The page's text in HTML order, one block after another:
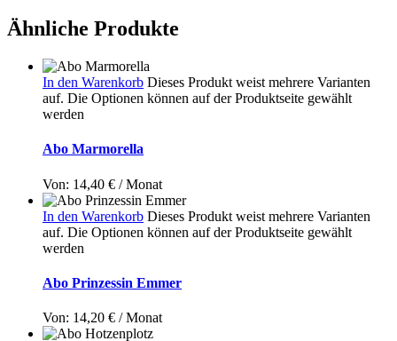
Ähnliche Produkte
In den Warenkorb Dieses Produkt weist mehrere Varianten
auf. Die Optionen können auf der Produktseite gewählt
werden
Abo Marmorella
Von: 14,40 € / Monat
In den Warenkorb Dieses Produkt weist mehrere Varianten
auf. Die Optionen können auf der Produktseite gewählt
werden
Abo Prinzessin Emmer
Von: 14,20 € / Monat